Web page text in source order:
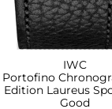
IWC
Portofino
Edition Laureus
Good